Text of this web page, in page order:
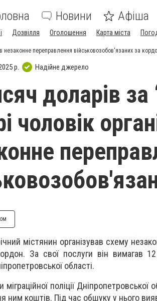
Новини Афіша
Дозвілля Оголошення Карта міста
незаконне переправлення військовозобов'язаних за
р. Надійне джерело
доларів за
чоловік
містянин організував схему
За свої послуги він вимагав
області.
міграційної поліції
ним коштів. Під час обшуку у нього